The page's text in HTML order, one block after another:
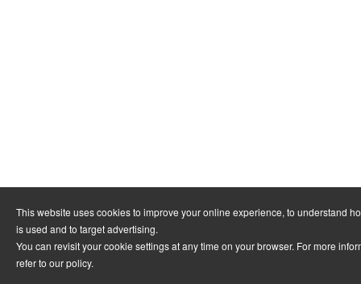
This website uses cookies to improve your online experience, to understand
is used and to target advertising.
You can revisit your cookie settings at any time on your browser. For more
refer to our policy.